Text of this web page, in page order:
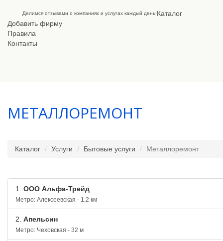
Делимся отзывами о компаниях и услугах каждый день!Каталог
Добавить фирму
Правила
Контакты
МЕТАЛЛОРЕМОНТ
Каталог Услуги Бытовые услуги Металлоремонт
1. OOO Альфа-Трейд
Метро: Алексеевская - 1,2 км
2. Апельсин
Метро: Чеховская - 32 м